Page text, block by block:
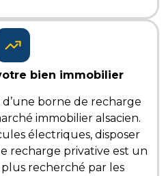
bien immobilier
borne de recharge
immobilier alsacien.
électriques, disposer
recharge privative est un
recherché par les